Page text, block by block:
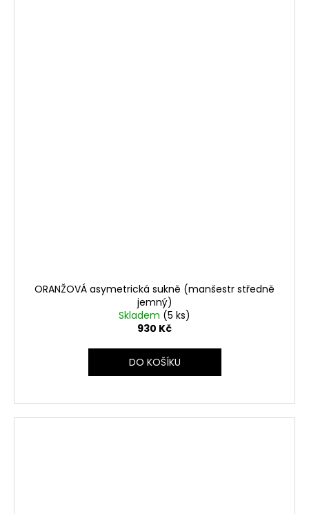
ORANŽOVÁ asymetrická sukně (manšestr středně
jemný)
Skladem (5 ks)
930 Kč
DO KOŠÍKU